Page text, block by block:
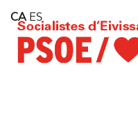
Consell Insular d'Eivissa
Services
Contact
CA ES